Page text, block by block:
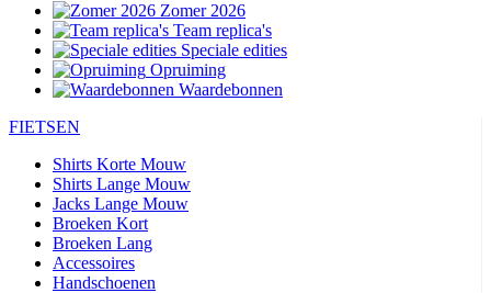
Zomer 2026
Team replica's
Speciale edities
Opruiming
Waardebonnen
FIETSEN
Shirts Korte Mouw
Shirts Lange Mouw
Jacks Lange Mouw
Broeken Kort
Broeken Lang
Accessoires
Handschoenen